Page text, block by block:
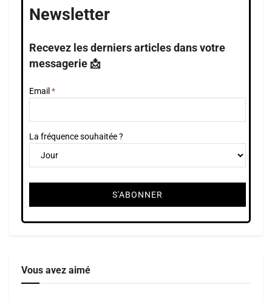
Newsletter
Recevez les derniers articles dans votre
messagerie 📩
Email
La fréquence souhaitée ?
Vous avez aimé